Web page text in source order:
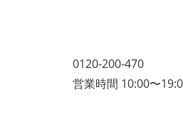
0120-200-470
営業時間 10:00〜